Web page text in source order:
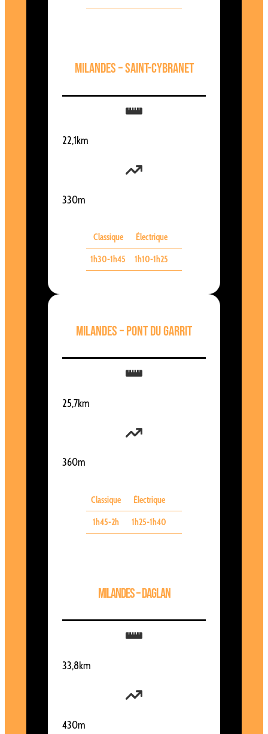
Milandes – Saint-Cybranet
22,1km
330m
Classique Électrique
1h30-1h45 1h10-1h25
Milandes – Pont du Garrit
25,7km
360m
Classique Électrique
1h45-2h 1h25-1h40
Milandes – Daglan
33,8km
430m